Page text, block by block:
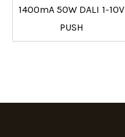
1400mA 50W DALI 1-10V
PUSH